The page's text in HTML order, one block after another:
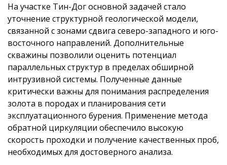
На участке Тин-Дог основной задачей стало
уточнение структурной геологической модели,
связанной с зонами сдвига северо-западного и юго-
восточного направлений. Дополнительные
скважины позволили оценить потенциал
параллельных структур в пределах обширной
интрузивной системы. Полученные данные
критически важны для понимания распределения
золота в породах и планирования сети
эксплуатационного бурения. Применение метода
обратной циркуляции обеспечило высокую
скорость проходки и получение качественных проб,
необходимых для достоверного анализа.